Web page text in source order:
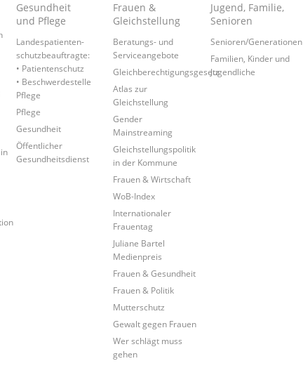
Gesundheit
und Pflege
Landespatienten­
schutzbeauftragte:
• Patientenschutz
• Beschwerdestelle
Pflege
Pflege
Gesundheit
Öffentlicher
Gesundheitsdienst
Frauen &
Gleichstellung
Beratungs- und
Serviceangebote
Gleichberechtigungsgesetz
Atlas zur
Gleichstellung
Gender
Mainstreaming
Gleichstellungspolitik
in der Kommune
Frauen & Wirtschaft
WoB-Index
Internationaler
Frauentag
Juliane Bartel
Medienpreis
Frauen & Gesundheit
Frauen & Politik
Mutterschutz
Gewalt gegen Frauen
Wer schlägt muss
gehen
Jugend, Familie,
Senioren
Senioren/Generationen
Familien, Kinder und
Jugendliche